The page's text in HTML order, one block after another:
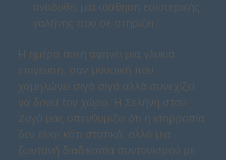
αναδυθεί μια αίσθηση εσωτερικής
γαλήνης που σε στηρίζει.
Η ημέρα αυτή αφήνει μια γλυκιά
επίγευση, σαν μουσική που
χαμηλώνει σιγά σιγά αλλά συνεχίζει
να δονεί τον χώρο. Η Σελήνη στον
Ζυγό μας υπενθυμίζει ότι η ισορροπία
δεν είναι κάτι στατικό, αλλά μια
ζωντανή διαδικασία συντονισμού με